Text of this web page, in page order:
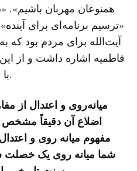
همنوعان مهربان باشیم».
«ترسیم برنامه‌ای برای
آیت‌الله برای مردم بود که
فاطمیه اشاره داشت و از
با «صفای معنوی خاص» نامید.
میانه‌روی و اعتدال از
اضلاع آن دقیقاً
مفهوم میانه روی و
شما میانه روی یک